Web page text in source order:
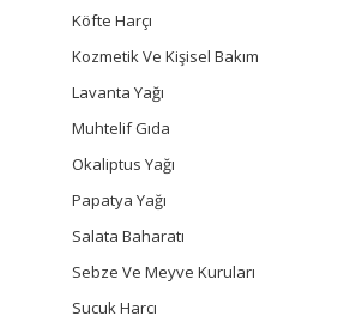
Köfte Harçı
Kozmetik Ve Kişisel Bakım
Lavanta Yağı
Muhtelif Gıda
Okaliptus Yağı
Papatya Yağı
Salata Baharatı
Sebze Ve Meyve Kuruları
Sucuk Harcı